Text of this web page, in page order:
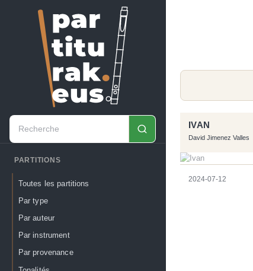
PARTITIONS
Toutes les partitions
Par type
Par auteur
Par instrument
Par provenance
IVAN
David Jimenez Valles
2024-07-12